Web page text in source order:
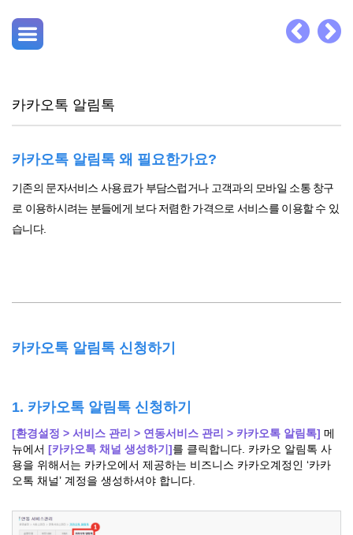
카카오톡 알림톡
카카오톡 알림톡 왜 필요한가요?
기존의 문자서비스 사용료가 부담스럽거나 고객과의 모바일 소통 창구
로 이용하시려는 분들에게 보다 저렴한 가격으로 서비스를 이용할 수 있
습니다.
카카오톡 알림톡 신청하기
1. 카카오톡 알림톡 신청하기
[환경설정 > 서비스 관리 > 연동서비스 관리 > 카카오톡 알림톡] 메
뉴에서 [카카오톡 채널 생성하기]를 클릭합니다. 카카오 알림톡 사
용을 위해서는 카카오에서 제공하는 비즈니스 카카오계정인 ‘카카
오톡 채널’ 계정을 생성하셔야 합니다.